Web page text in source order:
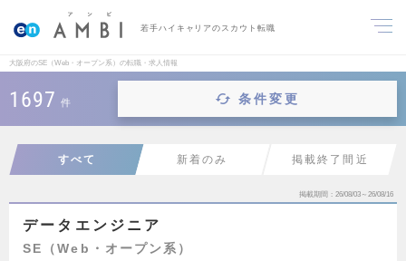
若手ハイキャリアのスカウト転職
大阪府のSE（Web・オープン系）の転職・求人情報
1697 件 条件変更
すべて 新着のみ 掲載終了間近
掲載期間 26/08/03～26/08/16
データエンジニア
SE（Web・オープン系）